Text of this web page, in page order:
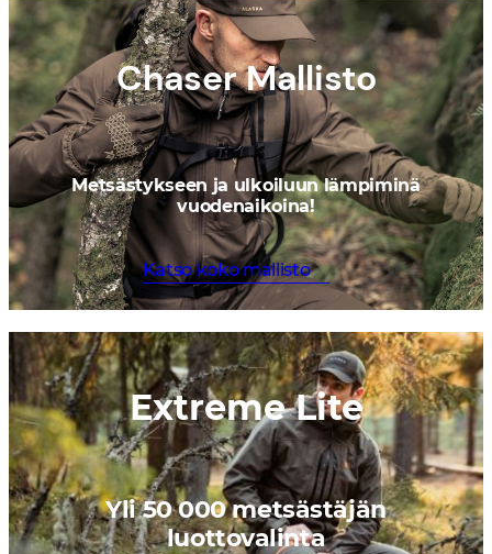
Chaser Mallisto
Metsästykseen ja ulkoiluun lämpiminä
vuodenaikoina!
Katso koko mallisto
Extreme Lite
Yli 50 000 metsästäjän
luottovalinta